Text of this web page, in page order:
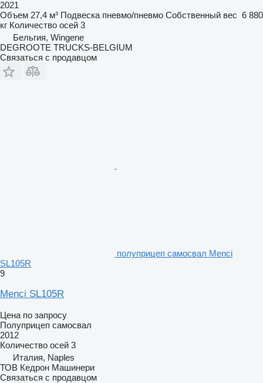
2021
Объем 27,4 м³ Подвеска пневмо/пневмо Собственный вес 6 880
кг Количество осей 3
Бельгия, Wingene
DEGROOTE TRUCKS-BELGIUM
Связаться с продавцом
полуприцеп самосвал Menci
SL105R
9
Menci SL105R
Цена по запросу
Полуприцеп самосвал
2012
Количество осей 3
Италия, Naples
ТОВ Кедрон Машинери
Связаться с продавцом